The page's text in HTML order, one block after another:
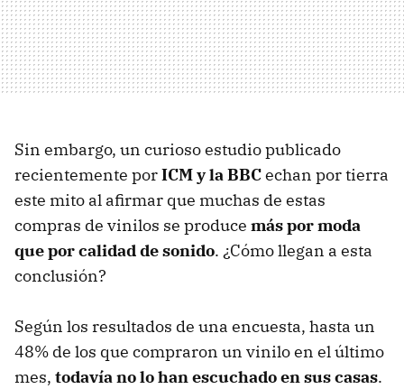
Sin embargo, un curioso estudio publicado
recientemente porICM y la BBCechan por tierra
este mito al afirmar que muchas de estas
compras de vinilos se produce más por moda
que por calidad de sonido. ¿Cómo llegan a esta
conclusión?
Según los resultados de una encuesta, hasta un
48% de los que compraron un vinilo en el último
mes, todavía no lo han escuchado en sus casas.